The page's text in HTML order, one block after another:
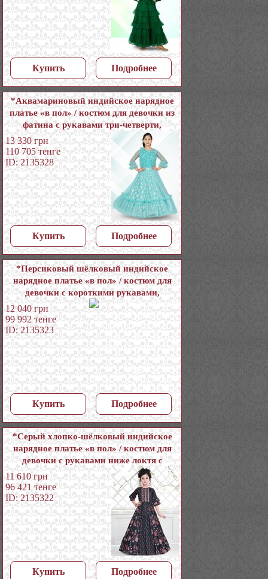
Купить Подробнее
*Аквамариновый индийское нарядное
платье «в пол» / костюм для девочки из
фатина с рукавами три-четверти,
украшенный печатным рисунком
13 330 грн
110 705 тенге
ID: 2135328
Купить Подробнее
*Персиковый шёлковый индийское
нарядное платье «в пол» / костюм для
девочки с короткими рукавами,
украшенный печатным рисунком с
пайетками, кусочками зеркалец
12 040 грн
99 992 тенге
ID: 2135323
Купить Подробнее
*Серый хлопко-шёлковый индийское
нарядное платье «в пол» / костюм для
девочки с рукавами ниже локтя с
пайетками, кусочками зеркалец
11 610 грн
96 421 тенге
ID: 2135322
Купить Подробнее